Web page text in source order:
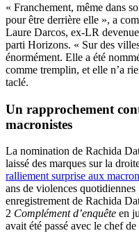
« Franchement, même dans
pour être derrière elle », a
Laure Darcos, ex-LR
parti Horizons. « Sur des
énormément. Elle a été
comme tremplin, et elle n’a
taclé.
Un rapprochement
macronistes
La nomination de Rachida
laissé des marques sur la
ralliement surprise aux
ans de violences
enregistrement de Rachida
2 Complément d’enquête en
avait été passé avec le chef